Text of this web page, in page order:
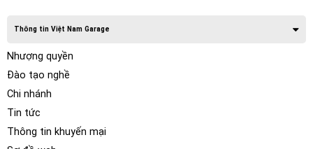
Thông tin Việt Nam Garage
Nhượng quyền
Đào tạo nghề
Chi nhánh
Tin tức
Thông tin khuyến mại